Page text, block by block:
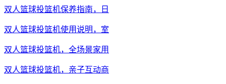
双人篮球投篮机保养指南，日
双人篮球投篮机使用说明，室
双人篮球投篮机，全场景家用
双人篮球投篮机，亲子互动商